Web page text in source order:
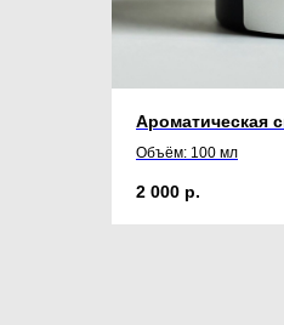
Ароматическая
Объём: 100 мл
2 000 р.